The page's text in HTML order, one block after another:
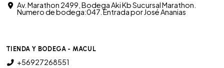
Av. Marathon 2499, Bodega Aki Kb Sucursal Marathon.
Numero de bodega:047. Entrada por José Ananias
TIENDA Y BODEGA - MACUL
+56927268551